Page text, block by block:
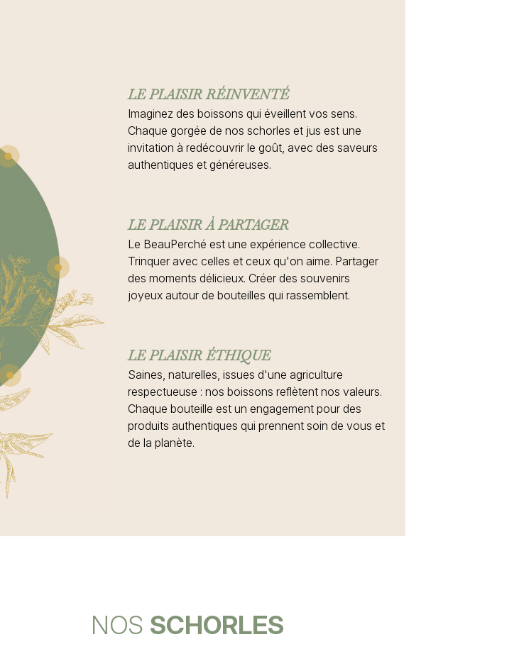
LE PLAISIR RÉINVENTÉ
Imaginez des boissons qui éveillent vos sens.
Chaque gorgée de nos schorles et jus est une
invitation à redécouvrir le goût, avec des saveurs
authentiques et généreuses.
LE PLAISIR À PARTAGER
Le BeauPerché est une expérience collective.
Trinquer avec celles et ceux qu'on aime. Partager
des moments délicieux. Créer des souvenirs
joyeux autour de bouteilles qui rassemblent.
LE PLAISIR ÉTHIQUE
Saines, naturelles, issues d'une agriculture
respectueuse : nos boissons reflètent nos valeurs.
Chaque bouteille est un engagement pour des
produits authentiques qui prennent soin de vous et
de la planète.
NOS SCHORLES